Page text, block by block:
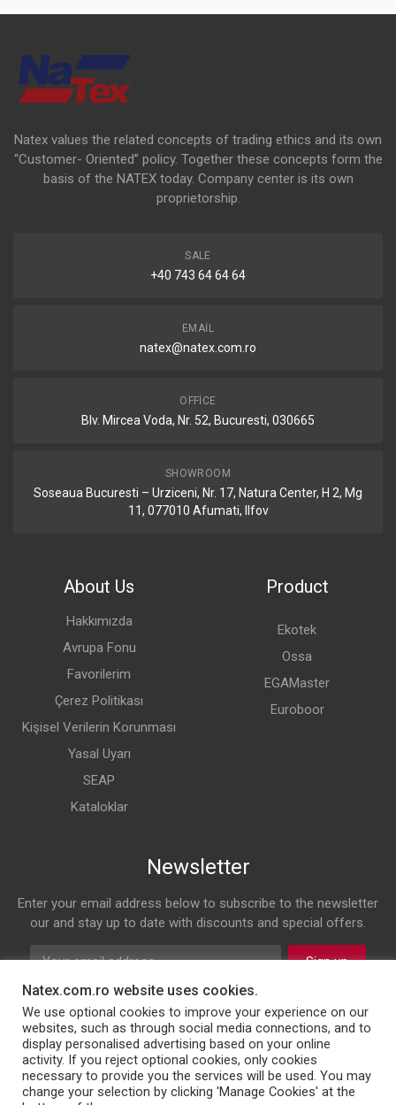
Natex values the related concepts of trading ethics and its own
“Customer- Oriented” policy. Together these concepts form the
basis of the NATEX today. Company center is its own
proprietorship.
SALE
+40 743 64 64 64
EMAIL
natex@natex.com.ro
OFFICE
Blv. Mircea Voda, Nr. 52, Bucuresti, 030665
SHOWROOM
Soseaua Bucuresti – Urziceni, Nr. 17, Natura Center, H 2, Mg
11, 077010 Afumati, Ilfov
About Us
Hakkımızda
Avrupa Fonu
Favorilerim
Çerez Politikası
Kişisel Verilerin Korunması
Yasal Uyarı
SEAP
Kataloklar
Product
Ekotek
Ossa
EGAMaster
Euroboor
Newsletter
Enter your email address below to subscribe to the newsletter
our and stay up to date with discounts and special offers.
Sign up
Follow us on
FacebookTwitterInstagramLinkedIn
Natex.com.ro website uses cookies.
We use optional cookies to improve your experience on our
websites, such as through social media connections, and to
display personalised advertising based on your online
activity. If you reject optional cookies, only cookies
necessary to provide you the services will be used. You may
change your selection by clicking 'Manage Cookies' at the